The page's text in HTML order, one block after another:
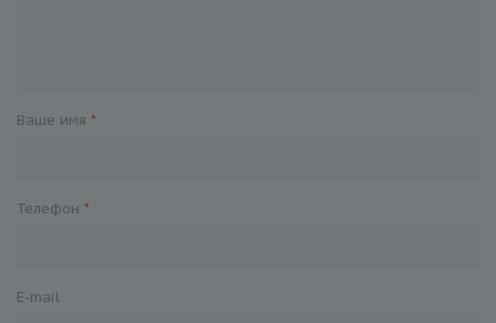
Ваше имя *
Телефон *
E-mail